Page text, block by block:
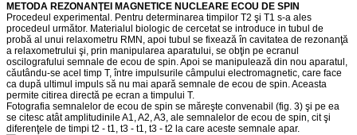
METODA REZONANŢEI MAGNETICE NUCLEARE ECOU DE SPIN
Procedeul experimental. Pentru determinarea timpilor T2 şi T1 s-a ales
procedeul următor. Materialul biologic de cercetat se introduce in tubul de
probă al unui relaxometru RMN, apoi tubul se fixează în cavitatea de rezonanţă
a relaxometrului şi, prin manipularea aparatului, se obţin pe ecranul
oscilografului semnale de ecou de spin. Apoi se manipulează din nou aparatul,
căutându-se acel timp T, între impulsurile câmpului electromagnetic, care face
ca după ultimul impuls să nu mai apară semnale de ecou de spin. Aceasta
permite citirea directă pe ecran a timpului T.
Fotografia semnalelor de ecou de spin se măreşte convenabil (fig. 3) şi pe ea
se citesc atât amplitudinile A1, A2, A3, ale semnalelor de ecou de spin, cit şi
diferenţele de timpi t2 - t1, t3 - t1, t3 - t2 la care aceste semnale apar.